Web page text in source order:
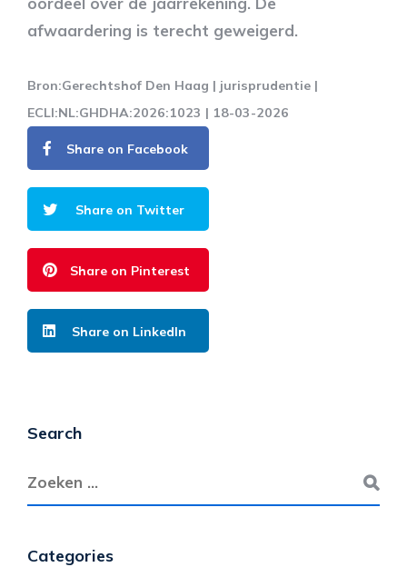
afwaardering is terecht geweigerd.
Bron:Gerechtshof Den Haag | jurisprudentie |
ECLI:NL:GHDHA:2026:1023 | 18-03-2026
Share on Facebook
Share on Twitter
Share on Pinterest
Share on LinkedIn
Search
Categories